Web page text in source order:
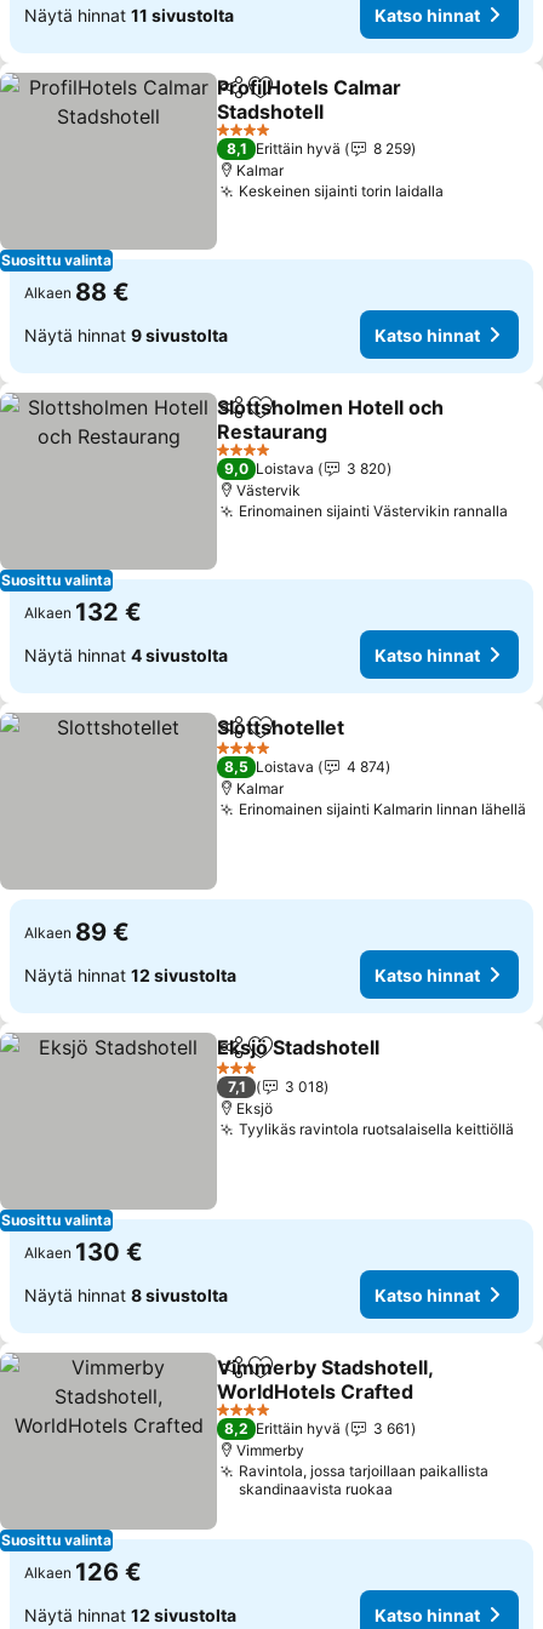
Näytä hinnat 11 sivustolta Katso hinnat
Suosittu valinta
Jaa Lisää suosikkeihin
ProfilHotels Calmar
Stadshotell
Katso hinnat
4 Tähtiluokitus
8,1 Erittäin hyvä
8 259
Kalmar
Keskeinen sijainti torin laidalla
Alkaen 88 €
Näytä hinnat 9 sivustolta Katso hinnat
Suosittu valinta
Jaa Lisää suosikkeihin
Slottsholmen Hotell och
Restaurang
Katso hinnat
4 Tähtiluokitus
9,0 Loistava
3 820
Västervik
Erinomainen sijainti Västervikin rannalla
Alkaen 132 €
Näytä hinnat 4 sivustolta Katso hinnat
Jaa Lisää suosikkeihin
Slottshotellet
4 Tähtiluokitus
8,5 Loistava
4 874
Kalmar
Erinomainen sijainti Kalmarin linnan lähellä
Alkaen 89 €
Näytä hinnat 12 sivustolta Katso hinnat
Suosittu valinta
Jaa Lisää suosikkeihin
Eksjö Stadshotell
3 Tähtiluokitus
7,1
3 018
Eksjö
Tyylikäs ravintola ruotsalaisella keittiöllä
Alkaen 130 €
Näytä hinnat 8 sivustolta Katso hinnat
Suosittu valinta
Jaa Lisää suosikkeihin
Vimmerby Stadshotell,
WorldHotels Crafted
Katso hinnat
4 Tähtiluokitus
8,2 Erittäin hyvä
3 661
Vimmerby
Ravintola, jossa tarjoillaan paikallista
skandinaavista ruokaa
Alkaen 126 €
Näytä hinnat 12 sivustolta Katso hinnat